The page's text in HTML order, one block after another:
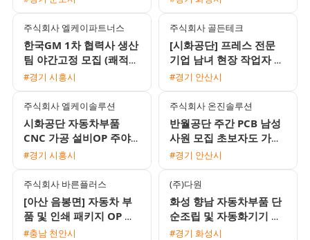
주식회사 엘케이파트너스
한국GM 1차 협력사 생산
팀 야간고정 모집 (쾌적한
환경/통근버스 운행)
#경기 시흥시
주식회사 골든테크
[시화공단] 프레스 전문
기업 남녀 현장 작업자 모
집 (초보 가능)
#경기 안산시
주식회사 엘케이솔루션
시화공단 자동차부품
CNC 가공 설비OP 주야2
교대 모집 (매년 시급 인
#경기 시흥시
주식회사 온진솔루션
반월공단 주간 PCB 남성
사원 모집 초보자도 가능
한 쉬운 단순 작업
#경기 안산시
주식회사 바른플러스
[아산 음봉면] 자동차 부
품 및 인쇄 패키지 OP 검
사 포장 사원 모집
#충남 천안시
(주)다원
화성 향남 자동차부품 단
순조립 및 자동화기기 조
작원 모집 주간고정 유류
#경기 화성시